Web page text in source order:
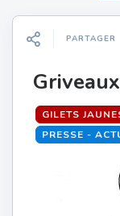
PARTAGER
GILETS
PRESSE -